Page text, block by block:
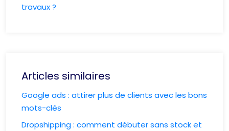
travaux ?
Articles similaires
Google ads : attirer plus de clients avec les bons
mots-clés
Dropshipping : comment débuter sans stock et